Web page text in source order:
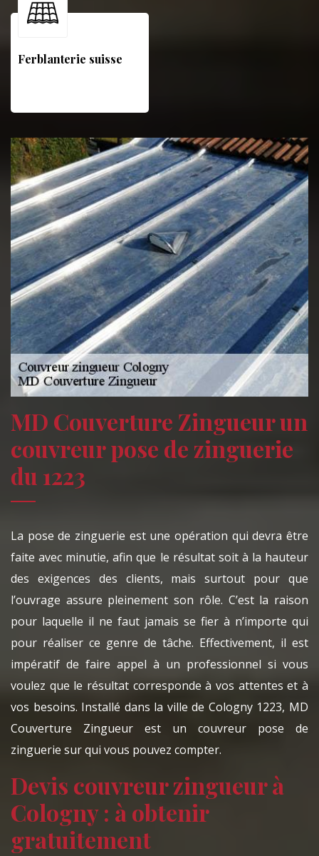
Ferblanterie suisse
MD Couverture Zingueur un
couvreur pose de zinguerie
du 1223
La pose de zinguerie est une opération qui devra être
faite avec minutie, afin que le résultat soit à la hauteur
des exigences des clients, mais surtout pour que
l’ouvrage assure pleinement son rôle. C’est la raison
pour laquelle il ne faut jamais se fier à n’importe qui
pour réaliser ce genre de tâche. Effectivement, il est
impératif de faire appel à un professionnel si vous
voulez que le résultat corresponde à vos attentes et à
vos besoins. Installé dans la ville de Cologny 1223, MD
Couverture Zingueur est un couvreur pose de
zinguerie sur qui vous pouvez compter.
Devis couvreur zingueur à
Cologny : à obtenir
gratuitement